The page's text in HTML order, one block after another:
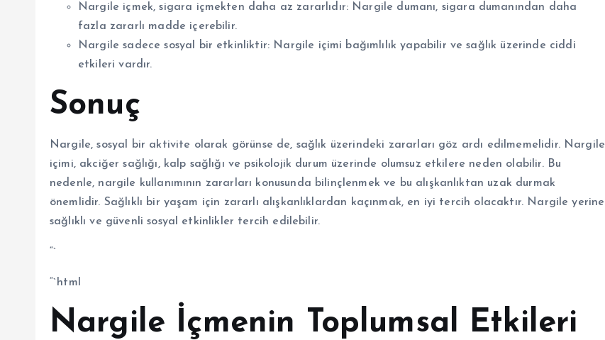
Nargile içmek, sigara içmekten daha az zararlıdır: Nargile dumanı, sigara dumanından daha
fazla zararlı madde içerebilir.
Nargile sadece sosyal bir etkinliktir: Nargile içimi bağımlılık yapabilir ve sağlık üzerinde ciddi
etkileri vardır.
Sonuç
Nargile, sosyal bir aktivite olarak görünse de, sağlık üzerindeki zararları göz ardı edilmemelidir. Nargile
içimi, akciğer sağlığı, kalp sağlığı ve psikolojik durum üzerinde olumsuz etkilere neden olabilir. Bu
nedenle, nargile kullanımının zararları konusunda bilinçlenmek ve bu alışkanlıktan uzak durmak
önemlidir. Sağlıklı bir yaşam için zararlı alışkanlıklardan kaçınmak, en iyi tercih olacaktır. Nargile yerine
sağlıklı ve güvenli sosyal etkinlikler tercih edilebilir.
“`
“`html
Nargile İçmenin Toplumsal Etkileri